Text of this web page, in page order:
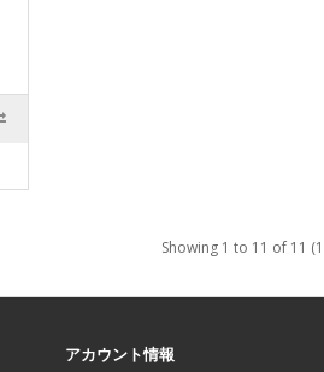
Showing 1 to 11 of 11
アカウント情報